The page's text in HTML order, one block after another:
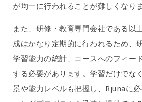
が均一に行われることが難しくなりま
また、研修・教育専門会社である以
成はかなり定期的に行われるため、
学習能力の統計、コースへのフィー
する必要があります。学習だけでな
景や能力レベルも把握し、Rjunaに